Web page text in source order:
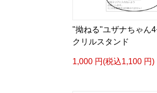
"拗ねる"ユザナちゃん
クリルスタンド
1,000 円(税込1,100 円)